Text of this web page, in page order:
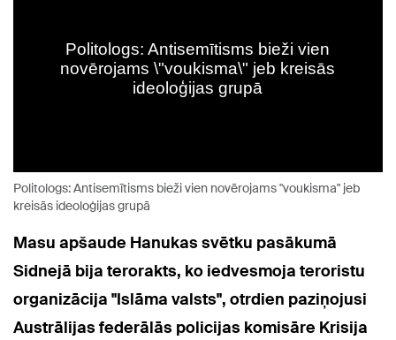
Politologs: Antisemītisms bieži vien novērojams "voukisma" jeb
kreisās ideoloģijas grupā
Masu apšaude Hanukas svētku pasākumā
Sidnejā bija terorakts, ko iedvesmoja teroristu
organizācija "Islāma valsts", otrdien paziņojusi
Austrālijas federālās policijas komisāre Krisija